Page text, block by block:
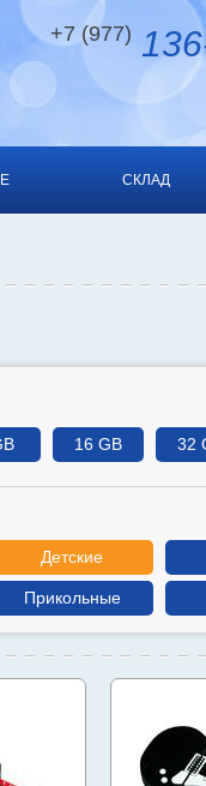
+7 (977)
СКЛАД
16 GB 32
Детские
Прикольные